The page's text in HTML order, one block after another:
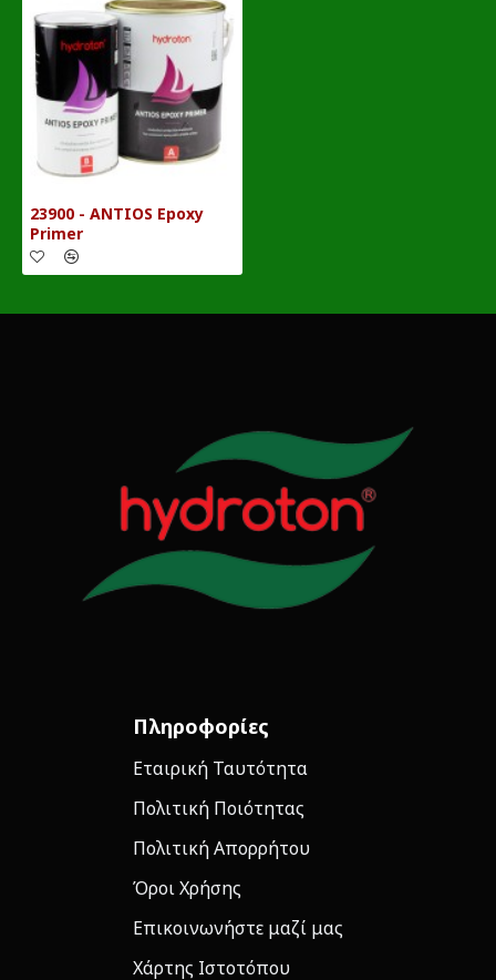
23900 - ANTIOS Epoxy
Primer
Πληροφορίες
Εταιρική Ταυτότητα
Πολιτική Ποιότητας
Πολιτική Απορρήτου
Όροι Χρήσης
Επικοινωνήστε μαζί μας
Χάρτης Ιστοτόπου